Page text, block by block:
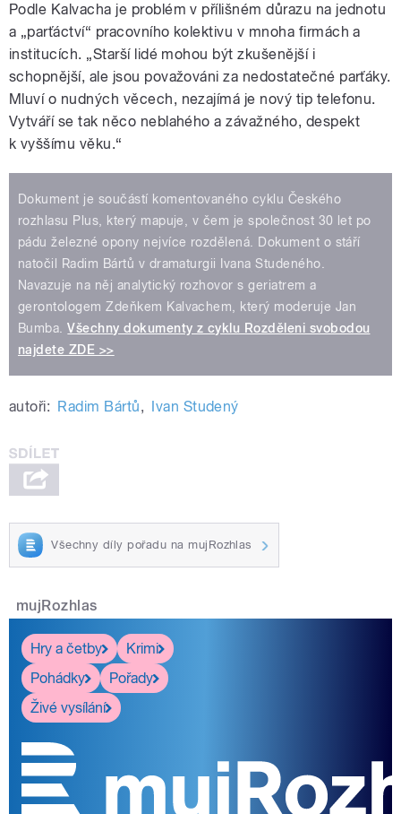
Podle Kalvacha je problém v přílišném důrazu na jednotu
a „parťáctví“ pracovního kolektivu v mnoha firmách a
institucích. „Starší lidé mohou být zkušenější i
schopnější, ale jsou považováni za nedostatečné parťáky.
Mluví o nudných věcech, nezajímá je nový tip telefonu.
Vytváří se tak něco neblahého a závažného, despekt
k vyššímu věku.“
Dokument je součástí komentovaného cyklu Českého
rozhlasu Plus, který mapuje, v čem je společnost 30 let po
pádu železné opony nejvíce rozdělená. Dokument o stáří
natočil Radim Bártů v dramaturgii Ivana Studeného.
Navazuje na něj analytický rozhovor s geriatrem a
gerontologem Zdeňkem Kalvachem, který moderuje Jan
Bumba.Všechny dokumenty z cyklu Rozděleni svobodou
najdete ZDE >>
autoři: Radim Bártů, Ivan Studený
Všechny díly pořadu na mujRozhlas
mujRozhlas
Hry a četby
Krimi
Pohádky
Pořady
Živé vysílání